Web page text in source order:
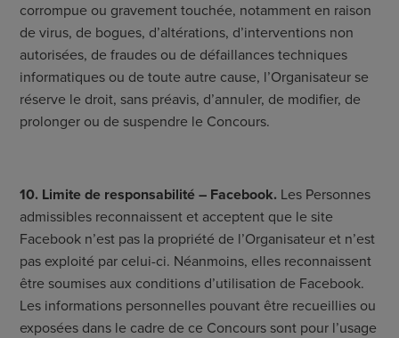
corrompue ou gravement touchée, notamment en raison
de virus, de bogues, d’altérations, d’interventions non
autorisées, de fraudes ou de défaillances techniques
informatiques ou de toute autre cause, l’Organisateur se
réserve le droit, sans préavis, d’annuler, de modifier, de
prolonger ou de suspendre le Concours.
10. Limite de responsabilité – Facebook. Les Personnes
admissibles reconnaissent et acceptent que le site
Facebook n’est pas la propriété de l’Organisateur et n’est
pas exploité par celui-ci. Néanmoins, elles reconnaissent
être soumises aux conditions d’utilisation de Facebook.
Les informations personnelles pouvant être recueillies ou
exposées dans le cadre de ce Concours sont pour l’usage